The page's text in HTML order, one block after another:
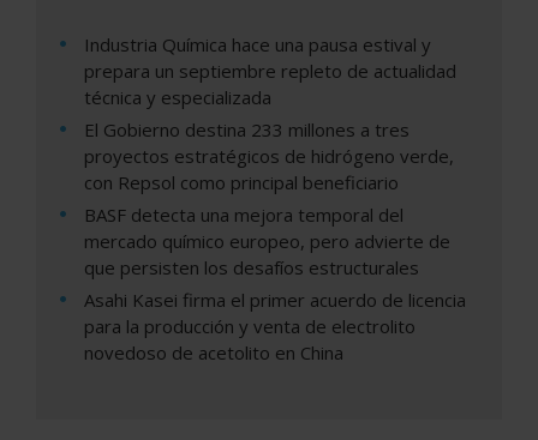
Industria Química hace una pausa estival y
prepara un septiembre repleto de actualidad
técnica y especializada
El Gobierno destina 233 millones a tres
proyectos estratégicos de hidrógeno verde,
con Repsol como principal beneficiario
BASF detecta una mejora temporal del
mercado químico europeo, pero advierte de
que persisten los desafíos estructurales
Asahi Kasei firma el primer acuerdo de licencia
para la producción y venta de electrolito
novedoso de acetolito en China